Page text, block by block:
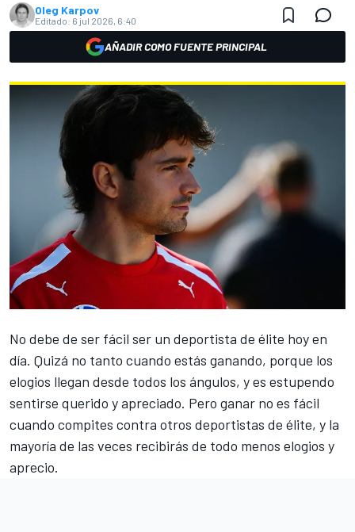
Oleg Karpov
Editado: 6 jul 2026, 6:40
AÑADIR COMO FUENTE PRINCIPAL
No debe de ser fácil ser un deportista de élite hoy en
día. Quizá no tanto cuando estás ganando, porque los
elogios llegan desde todos los ángulos, y es estupendo
sentirse querido y apreciado. Pero ganar no es fácil
cuando compites contra otros deportistas de élite, y la
mayoría de las veces recibirás de todo menos elogios y
aprecio.